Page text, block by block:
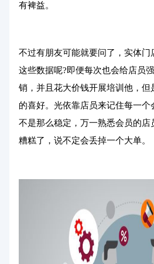
有裨益。
不过有朋友可能就要问了，实体门
这些数据呢?即便每次也会给店员
销，并且花大价钱开展培训他，但
的喜好。光依靠店员来记住每一个
不是那么稳定，万一熟悉会员的店
糟糕了，说不定会丢掉一个大单。